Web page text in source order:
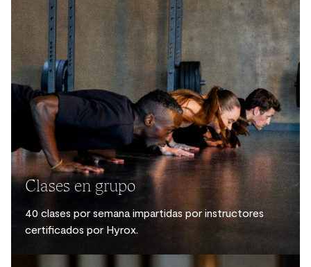
Clases en grupo
40 clases por semana impartidas por instructores
certificados por Hyrox.